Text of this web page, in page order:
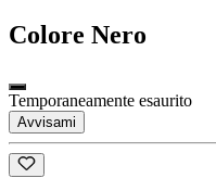
Colore Nero
Temporaneamente esaurito
Avvisami